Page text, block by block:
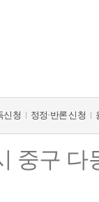
신청 정정·반론 신청
중구